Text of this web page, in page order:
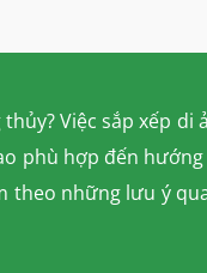
Việc sắp xếp
phù hợp đến
theo những lưu ý